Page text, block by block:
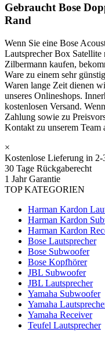
Gebraucht Bose
Rand
Wenn Sie eine Bose
Lautsprecher Box
Zilbermann kaufen,
Ware zu einem sehr
Waren lange Zeit dienen
unseres Onlineshops.
kostenlosen Versand.
Zahlung sowie zu
Kontakt zu unserem Team
×
Kostenlose Lieferung in 2-
30 Tage Rückgaberecht
1 Jahr Garantie
TOP KATEGORIEN
Harman Kardon
Harman Kardon
Harman Kardon
Bose Lautsprecher
Bose Subwoofer
Bose Kopfhörer
JBL Subwoofer
JBL Lautsprecher
Yamaha Subwoofer
Yamaha
Yamaha Receiver
Teufel Lautsprecher